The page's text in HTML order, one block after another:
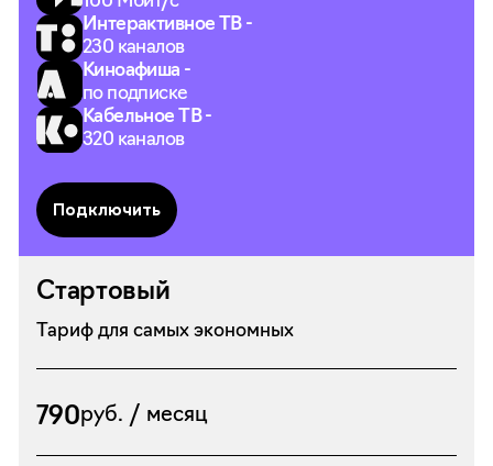
Интерактивное ТВ -
230 каналов
Киноафиша -
по подписке
Кабельное ТВ -
320 каналов
Подключить
Стартовый
Тариф для самых экономных
790руб. / месяц